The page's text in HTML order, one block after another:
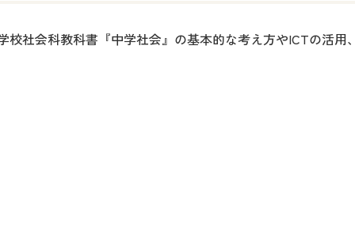
社会科教科書『中学社会』の基本的な考え方やICTの活